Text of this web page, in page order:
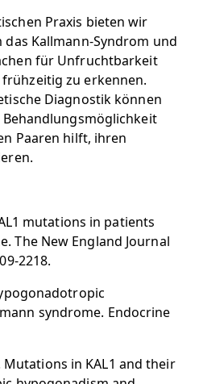
Praxis bieten wir
das Kallmann-Syndrom und
für Unfruchtbarkeit
zu erkennen.
Diagnostik können
Paaren hilft, ihren
mutations in patients
The New England Journal
2218.
syndrome. Endocrine
Mutations in KAL1 and their